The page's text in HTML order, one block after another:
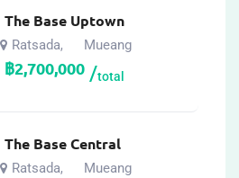
The Base Uptown
Ratsada, Mueang
฿2,700,000 total
The Base Central
Ratsada, Mueang